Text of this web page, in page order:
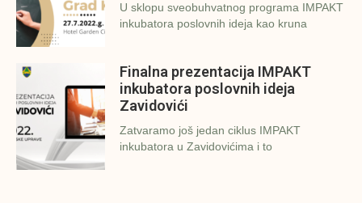
U sklopu sveobuhvatnog programa IMPAKT
inkubatora poslovnih ideja kao kruna
Finalna prezentacija IMPAKT
inkubatora poslovnih ideja
Zavidovići
Zatvaramo još jedan ciklus IMPAKT
inkubatora u Zavidovićima i to